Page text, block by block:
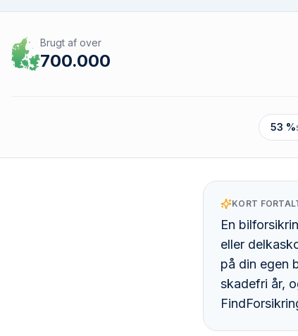
Brugt af over
700.000
53 %
KORT
En
eller
på din egen
skadefri år,